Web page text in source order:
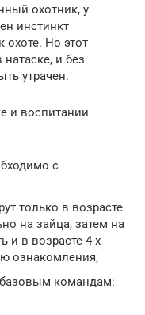
охотник, у
инстинкт
охоте. Но этот
и без
утрачен.
и воспитании
с
только в возрасте
на зайца, затем на
и в возрасте 4-х
ознакомления;
базовым командам: